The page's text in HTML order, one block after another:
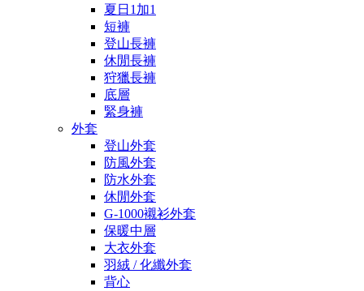
夏日1加1
短褲
登山長褲
休閒長褲
狩獵長褲
底層
緊身褲
外套
登山外套
防風外套
防水外套
休閒外套
G-1000襯衫外套
保暖中層
大衣外套
羽絨 / 化纖外套
背心